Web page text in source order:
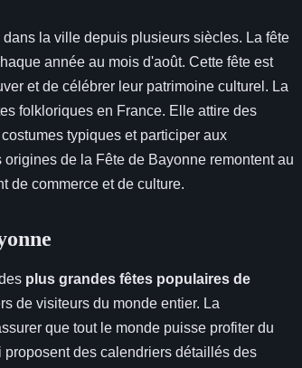
dans la ville depuis plusieurs siècles. La fête
année au mois d'août. Cette fête est
et de célébrer leur patrimoine culturel. La
folkloriques en France. Elle attire des
typiques et participer aux
de la Fête de Bayonne remontent au
de commerce et de culture.
plus grandes fêtes populaires de
de visiteurs du monde entier. La
que tout le monde puisse profiter du
des calendriers détaillés des